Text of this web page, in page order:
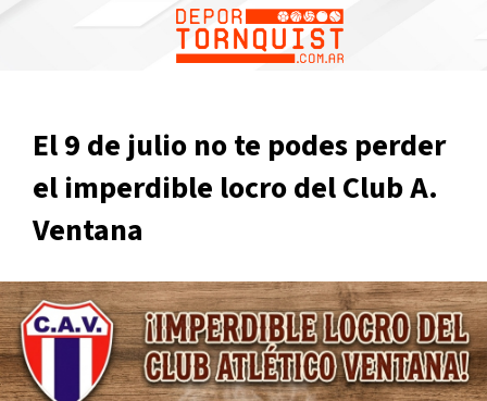
El 9 de julio no te podes perder
el imperdible locro del Club A.
Ventana